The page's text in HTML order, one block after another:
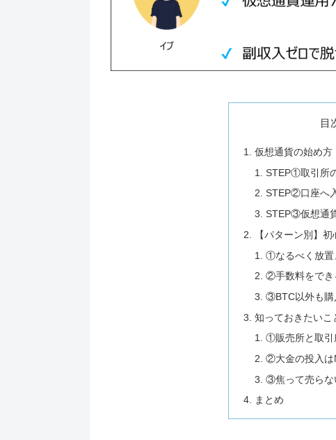
目
仮想通貨の始め方
STEP①取引所
STEP②口座へ
STEP③仮想通
【パターン別】
①なるべく放置
②手数料をでき
③BTC以外も購
知っておきたいこ
①販売所と取引
②大金の投入は
③焦って売らな
まとめ